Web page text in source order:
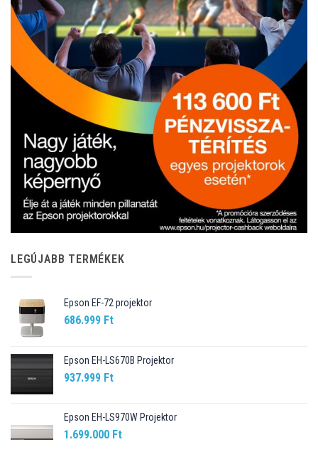
LEGÚJABB TERMÉKEK
Epson EF-72 projektor
686.999 Ft
Epson EH-LS670B Projektor
937.999 Ft
Epson EH-LS970W Projektor
1.699.000 Ft